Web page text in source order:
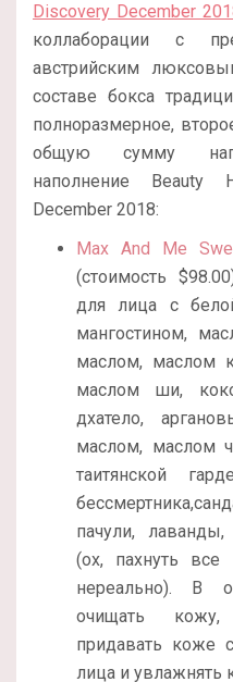
Discovery December
коллаборации с
австрийским
составе бокса
полноразмерное,
общую сумму
наполнение Beauty
December 2018:
Max And Me
(стоимость
для лица с
мангостином,
маслом, маслом
маслом ши,
дхатело,
маслом, маслом
таитянской
пачули, лаванды,
(ох, пахнуть
нереально). В
очищать кожу,
придавать коже
лица и увлажнять